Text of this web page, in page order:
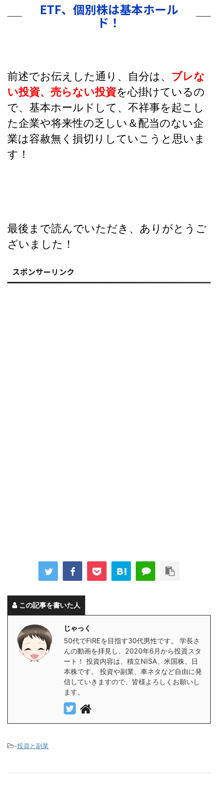
ETF、個別株は基本ホール
ド！
前述でお伝えした通り、自分は、 ブレな
い投資、売らない投資を心掛けているの
で、基本ホールドして、不祥事を起こし
た企業や将来性の乏しい＆配当のない企
業は容赦無く損切りしていこうと思いま
す！
最後まで読んでいただき、ありがとうご
ざいました！
スポンサーリンク
この記事を書いた人
じゃっく
50代でFIREを目指す30代男性です。 学長さ
んの動画を拝見し、2020年6月から投資スタ
ート！ 投資内容は、積立NISA、米国株、日
本株です。 投資や副業、車ネタなど自由に発
信していきますので、皆様よろしくお願いし
ます。
-投資と副業